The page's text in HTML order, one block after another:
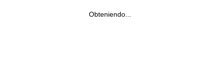
Obteniendo...